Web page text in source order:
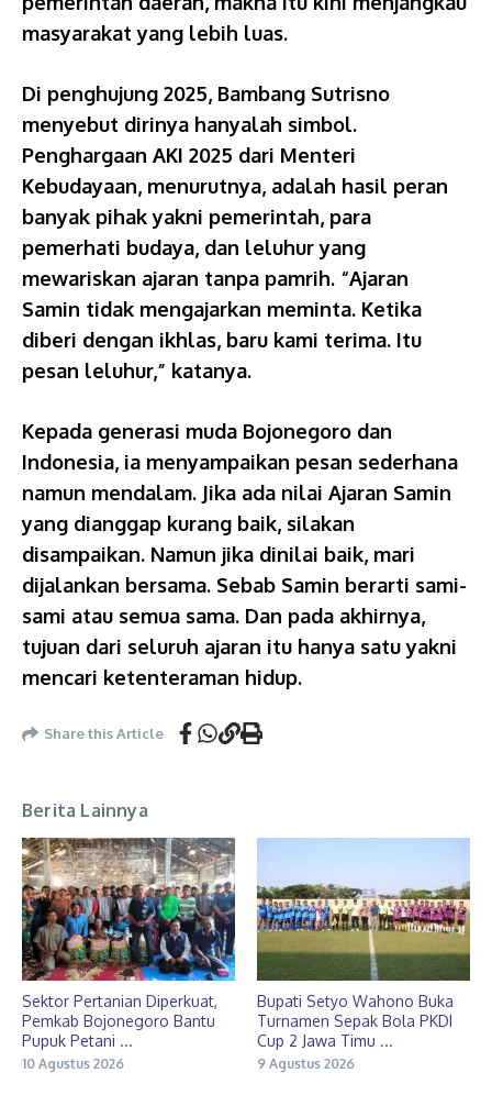
masyarakat yang lebih luas.
Di penghujung 2025, Bambang Sutrisno
menyebut dirinya hanyalah simbol.
Penghargaan AKI 2025 dari Menteri
Kebudayaan, menurutnya, adalah hasil peran
banyak pihak yakni pemerintah, para
pemerhati budaya, dan leluhur yang
mewariskan ajaran tanpa pamrih. “Ajaran
Samin tidak mengajarkan meminta. Ketika
diberi dengan ikhlas, baru kami terima. Itu
pesan leluhur,” katanya.
Kepada generasi muda Bojonegoro dan
Indonesia, ia menyampaikan pesan sederhana
namun mendalam. Jika ada nilai Ajaran Samin
yang dianggap kurang baik, silakan
disampaikan. Namun jika dinilai baik, mari
dijalankan bersama. Sebab Samin berarti sami-
sami atau semua sama. Dan pada akhirnya,
tujuan dari seluruh ajaran itu hanya satu yakni
mencari ketenteraman hidup.
Share this Article
Berita Lainnya
Sektor Pertanian Diperkuat,
Pemkab Bojonegoro Bantu
Pupuk Petani ...
10 Agustus 2026
Bupati Setyo Wahono Buka
Turnamen Sepak Bola PKDI
Cup 2 Jawa Timu ...
9 Agustus 2026